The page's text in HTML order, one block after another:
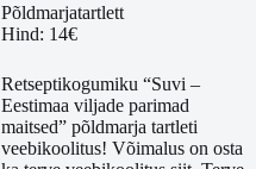
Põldmarjatartlett
Hind: 14€
Retseptikogumiku “Suvi –
Eestimaa viljade parimad
maitsed” põldmarja tartleti
veebikoolitus! Võimalus on osta